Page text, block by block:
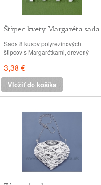
Štipec kvety Margaréta sada
Sada 8 kusov polyrezínových
štipcov s Margarétkami, drevený
3,38 €
Vložiť do košíka